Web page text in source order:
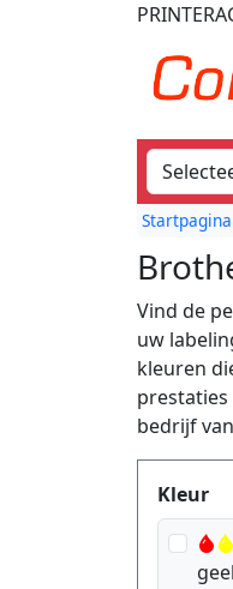
Startpagina
Vind de
uw
kleuren
bedrijf
Kleur
geel